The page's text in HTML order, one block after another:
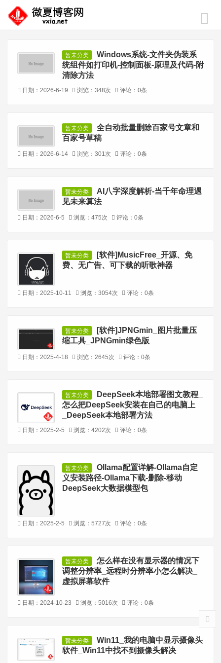
暂未分类
Windows系统-文件夹伪装系
统组件如打印机-控制面板-原理及代码-附
清除方法
日期：2026-6-19 浏览：348次 评论：0条
暂未分类
全自动批量删除百家号文章和
百家号草稿
日期：2026-6-14 浏览：301次 评论：0条
暂未分类
AI八字深度解析-当千年命理遇
见未来算法
日期：2026-6-5 浏览：475次 评论：0条
暂未分类
[软件]MusicFree_开源、免
费、无广告、可下载的听歌神器
日期：2025-10-11 浏览：3054次 评论：0条
暂未分类
[软件]JPNGmin_图片批量压
缩工具_JPNGmin绿色版
日期：2025-4-18 浏览：2645次 评论：0条
暂未分类
DeepSeek本地部署图文教程_
怎么把DeepSeek安装在自己的电脑上
_DeepSeek本地部署方法
日期：2025-2-5 浏览：4202次 评论：0条
暂未分类
Ollama配置详解-Ollama自定
义安装路径-Ollama下载-删除-移动
DeepSeek大数据模型包
日期：2025-2-5 浏览：5727次 评论：0条
暂未分类
怎么样在没有显示器的情况下
调整分辨率_远程时分辨率小怎么解决_
虚拟屏幕软件
日期：2024-10-23 浏览：5016次 评论：0条
暂未分类
Win11_我的电脑中显示摄像头
软件_Win11中找不到摄像头解决